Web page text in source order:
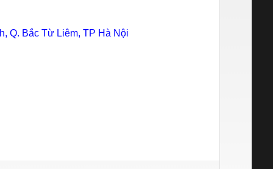
Q. Bắc Từ Liêm, TP Hà Nội